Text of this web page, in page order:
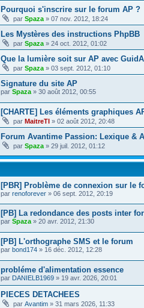
Pourquoi s'inscrire sur le forum AP ?
par Spaza» 07 nov. 2012, 18:24
Les Mystères des instructions PhpBB
par Spaza» 24 oct. 2012, 01:02
Que la lumière soit sur AP avec
par Spaza» 03 sept. 2012, 01:10
Signature du site AP
par Spaza» 30 août 2012, 00:55
[CHARTE] Les éléments graphiques
par MaitreTI » 02 août 2012, 20:48
Forum Avantime Passion: Lexique &
par Spaza » 29 juil. 2012, 01:12
[PBR] Problème de connexion sur le
par renoforever » 06 sept. 2012, 20:19
[PB] La redondance des posts inter
par Spaza » 20 avr. 2012, 21:30
[PB] L'orthographe SMS et le forum
par bond174 » 16 déc. 2012, 12:28
probléme d'alimentation essence
par DANIELB1969 » 19 avr. 2026, 20:01
PIECES DETACHEES
par Avantim » 31 mars 2026, 11:33